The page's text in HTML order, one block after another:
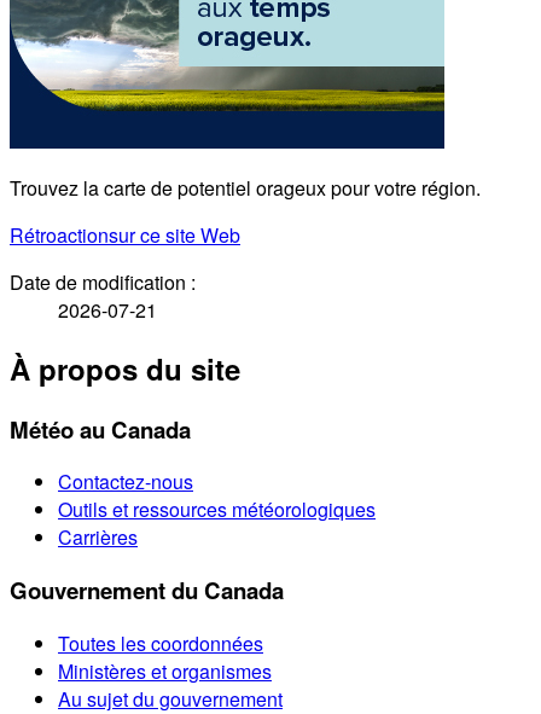
Trouvez la carte de potentiel orageux pour votre région.
Rétroactionsur ce site Web
Date de modification :
2026-07-21
À propos du site
Météo au Canada
Contactez-nous
Outils et ressources météorologiques
Carrières
Gouvernement du Canada
Toutes les coordonnées
Ministères et organismes
Au sujet du gouvernement